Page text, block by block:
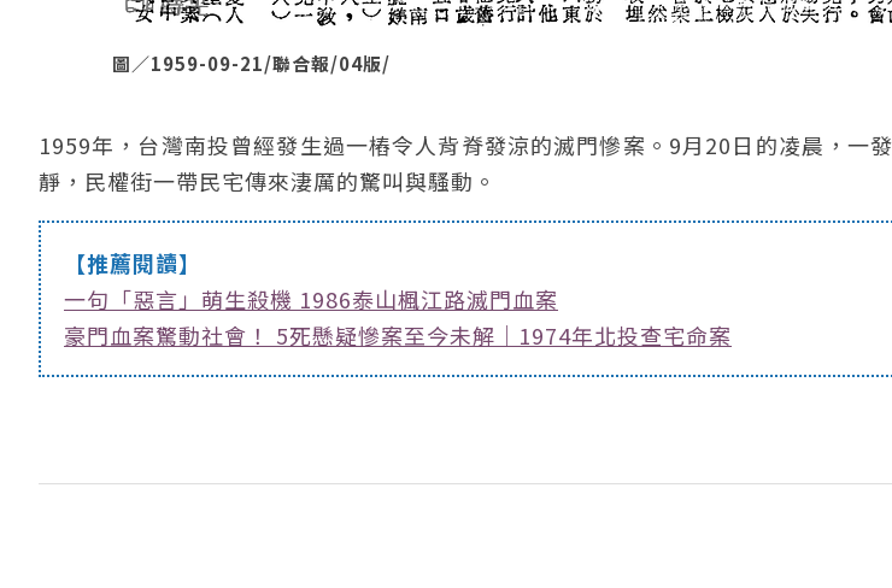
圖／1959-09-21/聯合報/04版/
1959年，台灣南投曾經發生過一樁令人背脊發涼的滅門慘案。9月20日的凌晨，一
靜，民權街一帶民宅傳來淒厲的驚叫與騷動。
【推薦閱讀】
一句「惡言」萌生殺機 1986泰山楓江路滅門血案
豪門血案驚動社會！ 5死懸疑慘案至今未解｜1974年北投查宅命案